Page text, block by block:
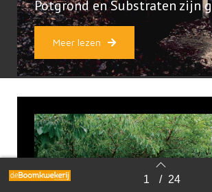
Terug naar overzicht 1 / 24
Potgrond en Substraten zijn
Meer lezen